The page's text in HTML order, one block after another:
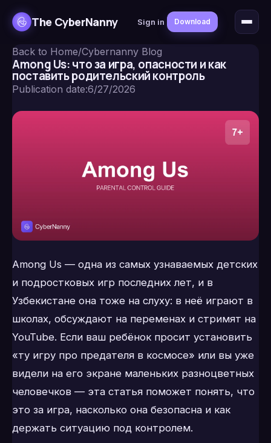
The CyberNanny Sign in Download
Back to Home/Cybernanny Blog
Among Us: что за игра, опасности и как
поставить родительский контроль
Publication date:6/27/2026
Among Us — одна из самых узнаваемых детских
и подростковых игр последних лет, и в
Узбекистане она тоже на слуху: в неё играют в
школах, обсуждают на переменах и стримят на
YouTube. Если ваш ребёнок просит установить
«ту игру про предателя в космосе» или вы уже
видели на его экране маленьких разноцветных
человечков — эта статья поможет понять, что
это за игра, насколько она безопасна и как
держать ситуацию под контролем.